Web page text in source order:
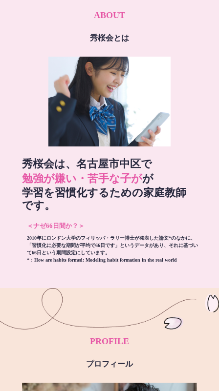
ABOUT
秀桜会とは
秀桜会は、名古屋市中区で
勉強が嫌い・苦手な子がが
学習を習慣化するための家庭教師
です。
＜ナゼ66日間か？＞
2010年にロンドン大学のフィリッパ・ラリー博士が発表した論文*のなかに、
「習慣化に必要な期間が平均で66日です」というデータがあり、それに基づい
て66日という期間設定にしています。
*： How are habits formed: Modeling habit formation in the real world
PROFILE
プロフィール